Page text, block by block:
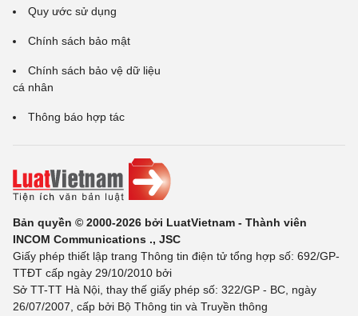
Quy ước sử dụng
Chính sách bảo mật
Chính sách bảo vệ dữ liệu
cá nhân
Thông báo hợp tác
Bản quyền © 2000-2026 bởi LuatVietnam - Thành viên
INCOM Communications ., JSC
Giấy phép thiết lập trang Thông tin điện tử tổng hợp số: 692/GP-
TTĐT cấp ngày 29/10/2010 bởi
Sở TT-TT Hà Nội, thay thế giấy phép số: 322/GP - BC, ngày
26/07/2007, cấp bởi Bộ Thông tin và Truyền thông